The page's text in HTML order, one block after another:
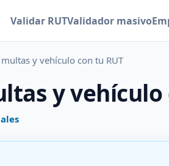
Validar RUTValidador masivo
y vehículo con tu RUT
y vehículo